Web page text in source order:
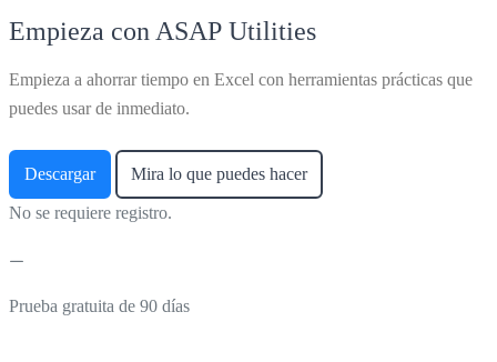
Empieza con ASAP Utilities
Empieza a ahorrar tiempo en Excel con herramientas prácticas que
puedes usar de inmediato.
Descargar Mira lo que puedes hacer
No se requiere registro.
Prueba gratuita de 90 días